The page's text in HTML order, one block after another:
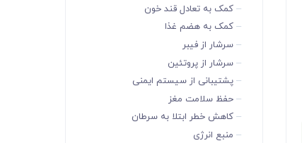
کمک به تعادل قند خون
کمک به هضم غذا
سرشار از فیبر
سرشار از پروتئین
پشتیبانی از سیستم ایمنی
حفظ سلامت مغز
کاهش خطر ابتلا به سرطان
منبع انرژی